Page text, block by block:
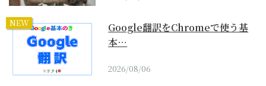
NEW
Google翻訳をChromeで使う基
本…
2026/08/06